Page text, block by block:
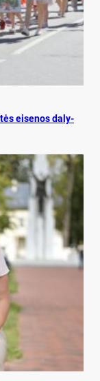
ei­se­nos da­ly­